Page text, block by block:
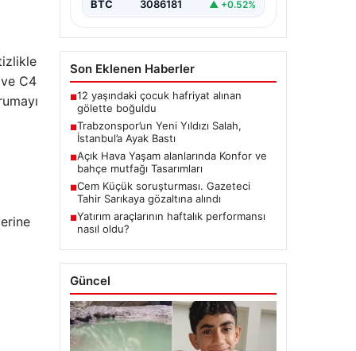
C4
BTC 3086181 ▲ +0.52%
Son Eklenen Haberler
■12 yaşındaki çocuk hafriyat alınan
gölette boğuldu
■Trabzonspor’un Yeni Yıldızı Salah,
İstanbul’a Ayak Bastı
■Açık Hava Yaşam alanlarında Konfor ve
bahçe mutfağı Tasarımları
■Cem Küçük soruşturması. Gazeteci
Tahir Sarıkaya gözaltına alındı
■Yatırım araçlarının haftalık performansı
nasıl oldu?
Güncel